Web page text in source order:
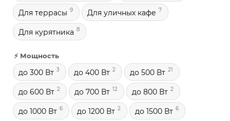
Для террасы 9 Для уличных кафе 7
Для курятника 8
⚡ Мощность
до 300 Вт 3 до 400 Вт 2 до 500 Вт 21
до 600 Вт 2 до 700 Вт 12 до 800 Вт 2
до 1000 Вт 6 до 1200 Вт 2 до 1500 Вт 6